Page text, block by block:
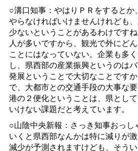
○溝口知事：やはりＰＲをするとか
やらなければいけませんけれども
少ないということがあるわけです
人が多いですから、観光で外にど
ことにはなっていない。企業も多
し、県西部の産業振興というのは
発展ということで大切なことです
で、大都市との交通手段の大事な
港の２便化ということは、県とし
いけない課題だと考えています。
○山陰中央新報：さっき知事おっ
いくと県西部なんかは特に減りが
減少が予測されますけども、そう